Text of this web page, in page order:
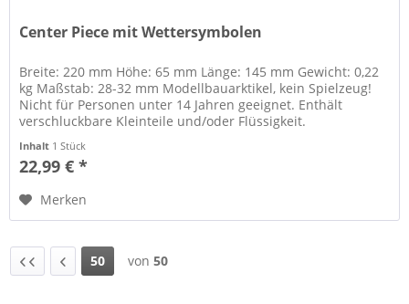
Center Piece mit Wettersymbolen
Breite: 220 mm Höhe: 65 mm Länge: 145 mm Gewicht: 0,22
kg Maßstab: 28-32 mm Modellbauarktikel, kein Spielzeug!
Nicht für Personen unter 14 Jahren geeignet. Enthält
verschluckbare Kleinteile und/oder Flüssigkeit.
Inhalt 1 Stück
22,99 € *
Merken
50 von 50